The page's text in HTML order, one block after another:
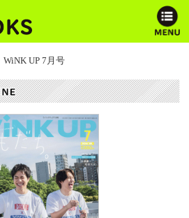
WiNK UP 7月号